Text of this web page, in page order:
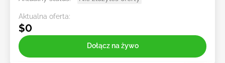
Aktualna oferta:
$0
Dołącz na żywo